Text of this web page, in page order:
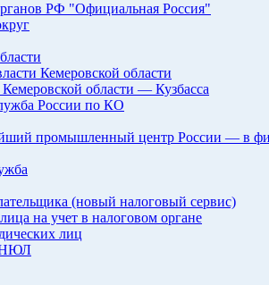
РФ "Официальная Россия"
Кемеровской области
Кемеровской области — Кузбасса
России по КО
промышленный центр России — в
(новый налоговый сервис)
на учет в налоговом органе
лиц
НЮЛ